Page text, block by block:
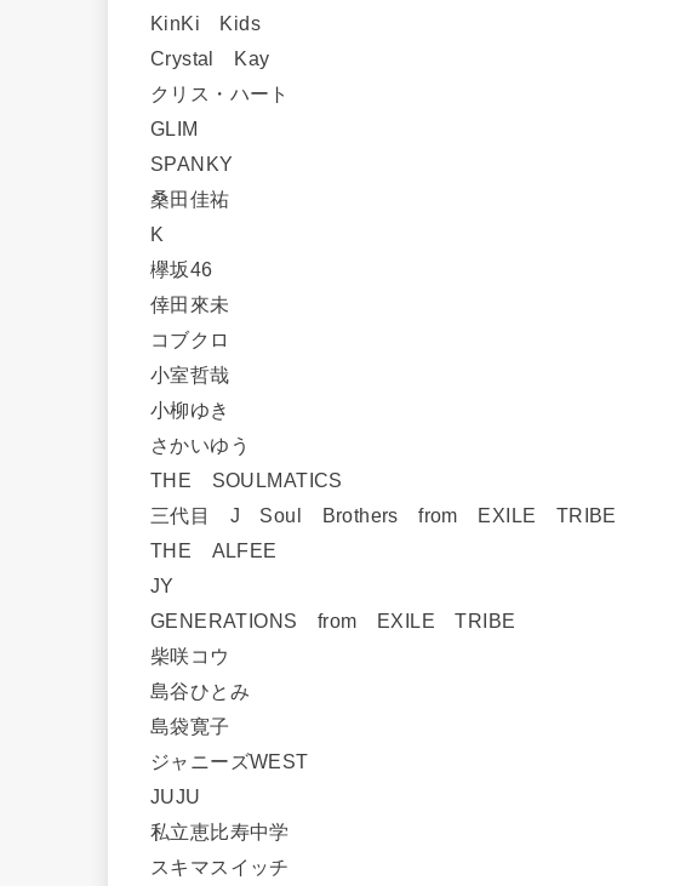
KinKi Kids
Crystal Kay
クリス・ハート
GLIM
SPANKY
桑田佳祐
K
欅坂46
倖田來未
コブクロ
小室哲哉
小柳ゆき
さかいゆう
THE SOULMATICS
三代目 J Soul Brothers from EXILE TRIBE
THE ALFEE
JY
GENERATIONS from EXILE TRIBE
柴咲コウ
島谷ひとみ
島袋寛子
ジャニーズWEST
JUJU
私立恵比寿中学
スキマスイッチ